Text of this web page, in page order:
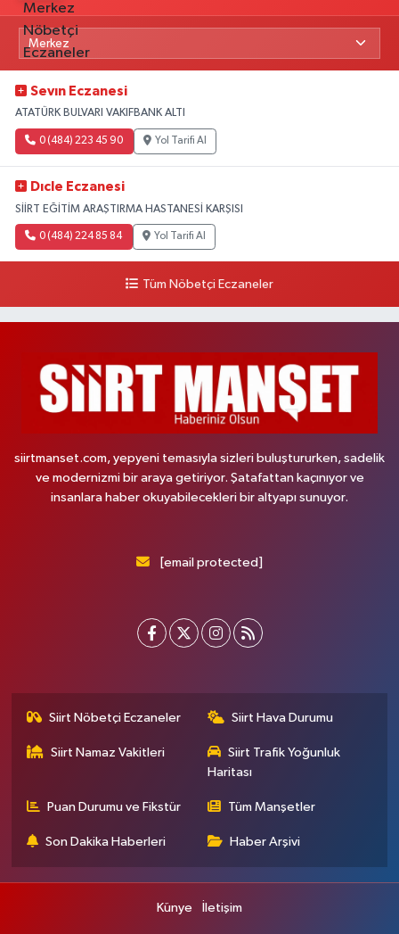
Sevın Eczanesi
ATATÜRK BULVARI VAKIFBANK ALTI
0 (484) 223 45 90 Yol Tarifi Al
Dıcle Eczanesi
SİİRT EĞİTİM ARAŞTIRMA HASTANESİ KARŞISI
0 (484) 224 85 84 Yol Tarifi Al
Tüm Nöbetçi Eczaneler
siirtmanset.com, yepyeni temasıyla sizleri buluştururken, sadelik
ve modernizmi bir araya getiriyor. Şatafattan kaçınıyor ve
insanlara haber okuyabilecekleri bir altyapı sunuyor.
[email protected]
Siirt Nöbetçi Eczaneler Siirt Hava Durumu
Siirt Namaz Vakitleri
Siirt Trafik Yoğunluk
Haritası
Puan Durumu ve Fikstür Tüm Manşetler
Son Dakika Haberleri Haber Arşivi
Künye İletişim